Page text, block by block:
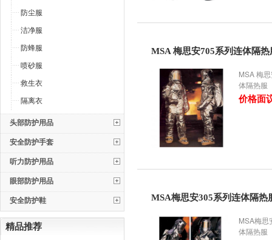
防尘服
洁净服
防蜂服
喷砂服
救生衣
隔离衣
头部防护用品
安全防护手套
听力防护用品
眼部防护用品
安全防护鞋
精品推荐
MSA 梅思安705系列连体隔热
MSA 梅
体隔热服
价格面
MSA梅思安305系列连体隔热
MSA梅思
体隔热服